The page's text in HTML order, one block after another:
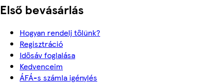
Első bevásárlás
Hogyan rendelj tőlünk?
Regisztráció
Idősáv foglalása
Kedvenceim
ÁFÁ-s számla igénylés